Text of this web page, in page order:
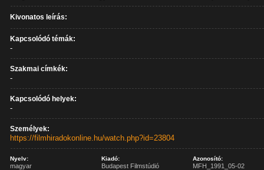
Kivonatos leírás:
Kapcsolódó témák:
-
Szakmai címkék:
-
Kapcsolódó helyek:
-
Személyek:
https://filmhiradokonline.hu/watch.php?id=23804
Nyelv:
magyar
Kiadó:
Budapest Filmstúdió
Azonosító:
MFH_1991_05-02